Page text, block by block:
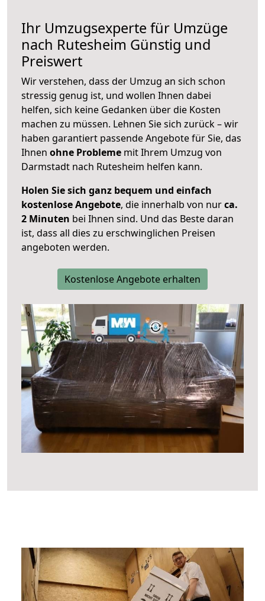
Ihr Umzugsexperte für Umzüge
nach Rutesheim Günstig und
Preiswert
Wir verstehen, dass der Umzug an sich schon
stressig genug ist, und wollen Ihnen dabei
helfen, sich keine Gedanken über die Kosten
machen zu müssen. Lehnen Sie sich zurück – wir
haben garantiert passende Angebote für Sie, das
Ihnen ohne Probleme mit Ihrem Umzug von
Darmstadt nach Rutesheim helfen kann.
Holen Sie sich ganz bequem und einfach
kostenlose Angebote, die innerhalb von nurca.
2 Minuten bei Ihnen sind. Und das Beste daran
ist, dass all dies zu erschwinglichen Preisen
angeboten werden.
Kostenlose Angebote erhalten